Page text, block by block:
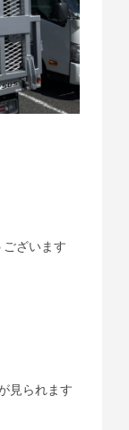
ざいます
見られます